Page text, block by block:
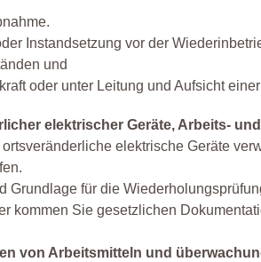
Instandsetzung vor der
und
oder unter Leitung und Aufsicht
elektrischer Geräte, Arbeits-
elektrische Geräte
Grundlage für die
kommen Sie gesetzlichen
von Arbeitsmitteln und